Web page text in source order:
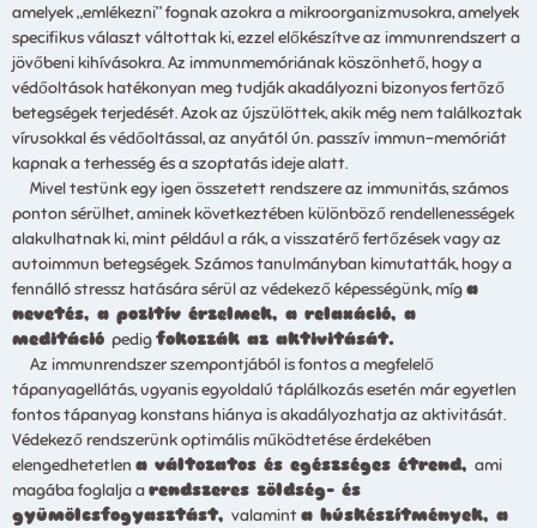
amelyek „emlékezni” fognak azokra a mikroorganizmusokra, amelyek
specifikus választ váltottak ki, ezzel előkészítve az immunrendszert a
jövőbeni kihívásokra. Az immunmemóriának köszönhető, hogy a
védőoltások hatékonyan meg tudják akadályozni bizonyos fertőző
betegségek terjedését. Azok az újszülöttek, akik még nem találkoztak
vírusokkal és védőoltással, az anyától ún. passzív immun-memóriát
kapnak a terhesség és a szoptatás ideje alatt.
Mivel testünk egy igen összetett rendszere az immunitás, számos
ponton sérülhet, aminek következtében különböző rendellenességek
alakulhatnak ki, mint például a rák, a visszatérő fertőzések vagy az
autoimmun betegségek. Számos tanulmányban kimutatták, hogy a
fennálló stressz hatására sérül az védekező képességünk, míga
nevetés, a pozitív érzelmek, a relaxáció, a
meditáció pedigfokozzák az aktivitását.
Az immunrendszer szempontjából is fontos a megfelelő
tápanyagellátás, ugyanis egyoldalú táplálkozás esetén már egyetlen
fontos tápanyag konstans hiánya is akadályozhatja az aktivitását.
Védekező rendszerünk optimális működtetése érdekében
elengedhetetlen a változatos és egészséges étrend, ami
magába foglalja arendszeres zöldség- és
gyümölcsfogyasztást, valaminta húskészítmények, a